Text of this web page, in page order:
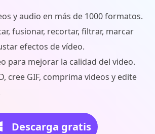
y audio en más de 1000 formatos.
fusionar, recortar, filtrar, marcar
efectos de vídeo.
para mejorar la calidad del video.
cree GIF, comprima videos y edite
Descarga gratis